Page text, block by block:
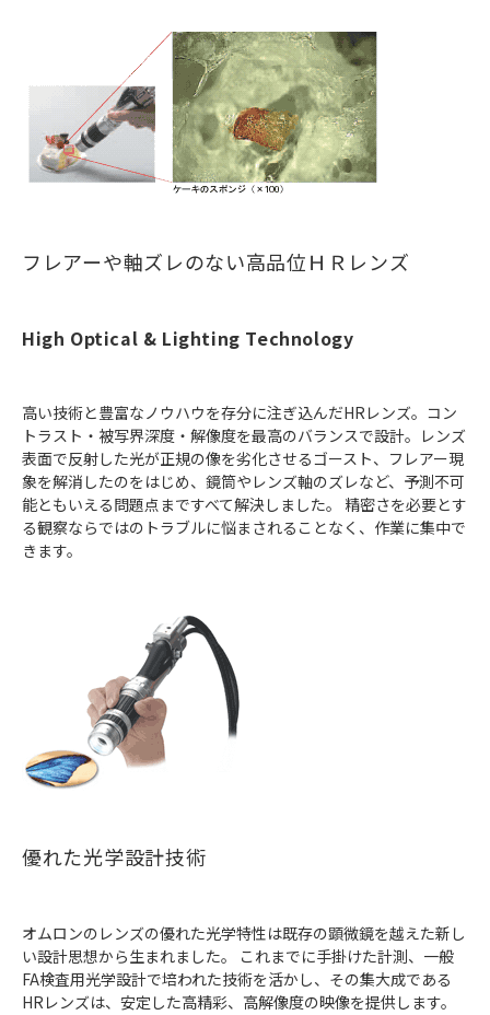
フレアーや軸ズレのない高品位ＨＲレンズ
High Optical & Lighting Technology
高い技術と豊富なノウハウを存分に注ぎ込んだHRレンズ。コン
トラスト・被写界深度・解像度を最高のバランスで設計。レンズ
表面で反射した光が正規の像を劣化させるゴースト、フレアー現
象を解消したのをはじめ、鏡筒やレンズ軸のズレなど、予測不可
能ともいえる問題点まですべて解決しました。 精密さを必要とす
る観察ならではのトラブルに悩まされることなく、作業に集中で
きます。
優れた光学設計技術
オムロンのレンズの優れた光学特性は既存の顕微鏡を越えた新し
い設計思想から生まれました。 これまでに手掛けた計測、一般
FA検査用光学設計で培われた技術を活かし、その集大成である
HRレンズは、安定した高精彩、高解像度の映像を提供します。